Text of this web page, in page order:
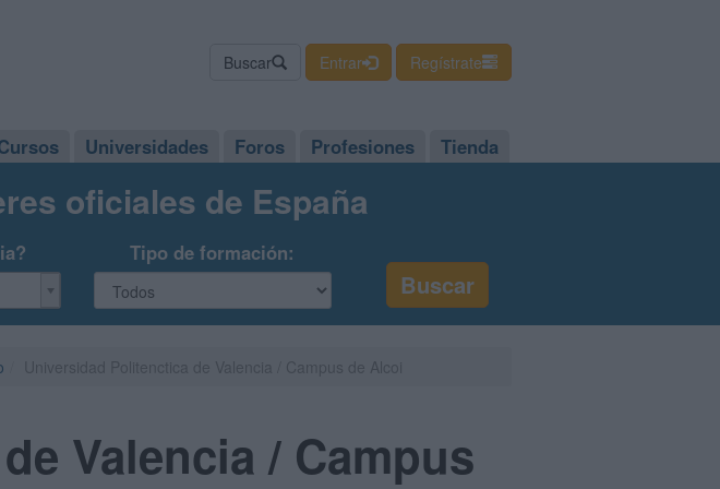
Buscar Entrar Regístrate
Universidades Foros Profesiones Tienda
oficiales de España
Tipo de formación:
Valencia / Campus